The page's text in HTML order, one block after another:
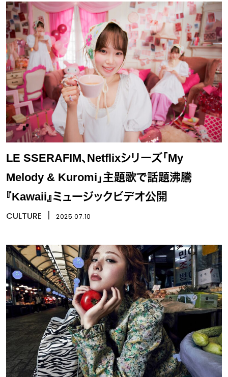
LE SSERAFIM、Netflixシリーズ「My
Melody & Kuromi」主題歌で話題沸騰
『Kawaii』ミュージックビデオ公開
CULTURE 2025.07.10